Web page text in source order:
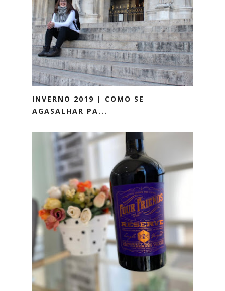
INVERNO 2019 | COMO SE
AGASALHAR PA...